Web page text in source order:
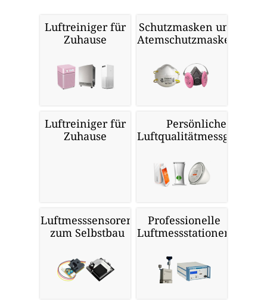
Luftreiniger für
Zuhause
Schutzmasken und
Atemschutzmasken
Luftreiniger für
Zuhause
Persönliche
Luftqualitätmessgeräte
Luftmesssensoren
zum Selbstbau
Professionelle
Luftmessstationen